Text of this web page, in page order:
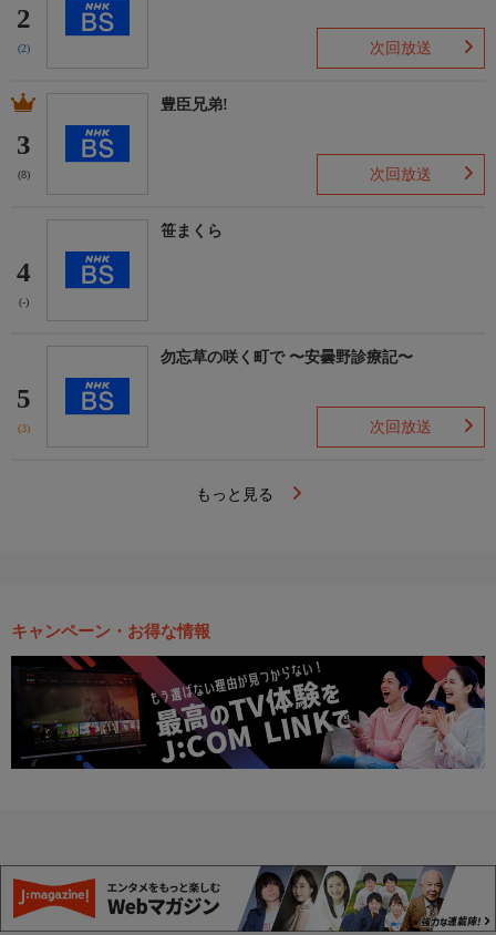
2
(2) 次回放送
3
(8)
豊臣兄弟!
次回放送
4
(-)
笹まくら
5
(3)
勿忘草の咲く町で 〜安曇野診療記〜
次回放送
もっと見る
キャンペーン・お得な情報